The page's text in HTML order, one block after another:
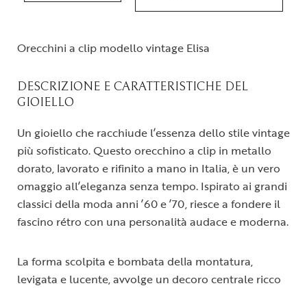
Orecchini a clip modello vintage Elisa
DESCRIZIONE E CARATTERISTICHE DEL
GIOIELLO
Un gioiello che racchiude l’essenza dello stile vintage
più sofisticato. Questo orecchino a clip in metallo
dorato, lavorato e rifinito a mano in Italia, è un vero
omaggio all’eleganza senza tempo. Ispirato ai grandi
classici della moda anni ’60 e ’70, riesce a fondere il
fascino rétro con una personalità audace e moderna.
La forma scolpita e bombata della montatura,
levigata e lucente, avvolge un decoro centrale ricco